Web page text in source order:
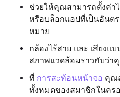
ช่วยให้คุณสามารถตั้งค่า
หรือบล็อกแอปที่เป็นอันต
หมาย
กล้องไร้สาย และ เสียงแ
สภาพแวดล้อมราวกับว่
ที่ การสะท้อนหน้าจอ คุณ
ทั้งหมดของสมาชิกในค